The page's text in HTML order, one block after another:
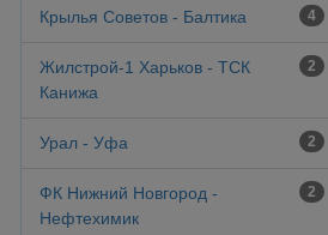
4
Крылья Советов - Балтика
2
Жилстрой-1 Харьков - ТСК
Канижа
2
Урал - Уфа
2
ФК Нижний Новгород -
Нефтехимик